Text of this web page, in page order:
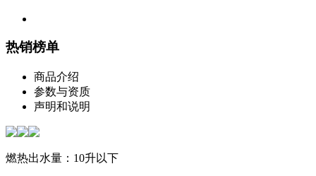
热销榜单
商品介绍
参数与资质
声明和说明
燃热出水量：10升以下